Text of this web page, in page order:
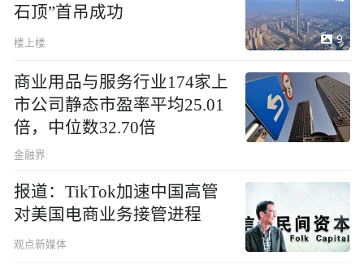
石顶”首吊成功
楼上楼 9
商业用品与服务行业174家上
市公司静态市盈率平均25.01
倍，中位数32.70倍
金融界
报道：TikTok加速中国高管
对美国电商业务接管进程
观点新媒体